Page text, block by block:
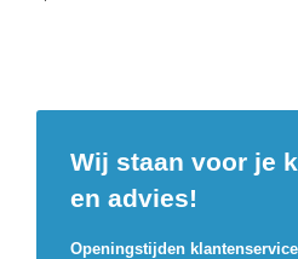
Wij staan voor je
en advies!
Openingstijden